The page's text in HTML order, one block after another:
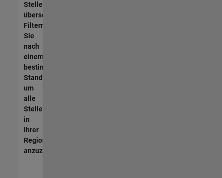
Stellen
übersetzt.
Filtern
Sie
nach
einem
bestimmten
Standort,
um
alle
Stellenangebote
in
Ihrer
Region
anzuzeigen.